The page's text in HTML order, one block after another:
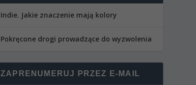
Indie. Jakie znaczenie mają kolory
Pokręcone drogi prowadzące do wyzwolenia
ZAPRENUMERUJ PRZEZ E-MAIL